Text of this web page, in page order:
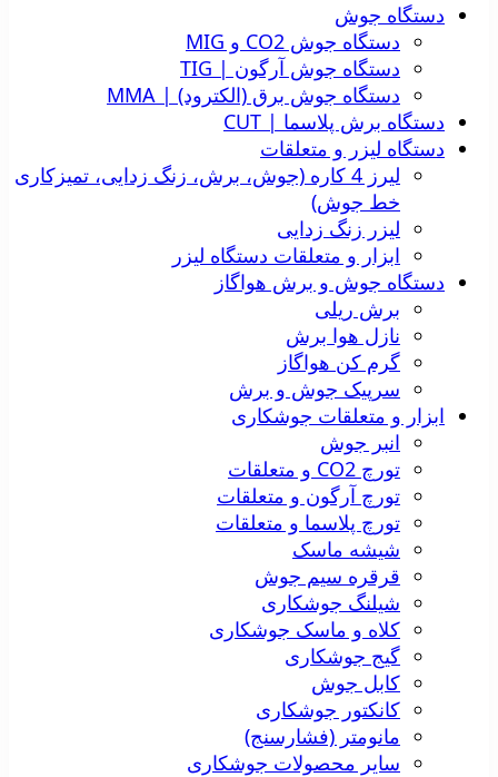
دستگاه جوش
دستگاه جوش CO2 و MIG
دستگاه جوش آرگون | TIG
دستگاه جوش برق (الکترود) | MMA
دستگاه برش پلاسما | CUT
دستگاه لیزر و متعلقات
لیرز 4 کاره (جوش، برش، زنگ زدایی، تمیزکاری
خط جوش)
لیزر زنگ زدایی
ابزار و متعلقات دستگاه لیزر
دستگاه جوش و برش هواگاز
برش ریلی
نازل هوا برش
گرم کن هواگاز
سرپیک جوش و برش
ابزار و متعلقات جوشکاری
انبر جوش
تورچ CO2 و متعلقات
تورچ آرگون و متعلقات
تورچ پلاسما و متعلقات
شیشه ماسک
قرقره سیم جوش
شیلنگ جوشکاری
کلاه و ماسک جوشکاری
گیج جوشکاری
کابل جوش
کانکتور جوشکاری
مانومتر (فشارسنج)
سایر محصولات جوشکاری